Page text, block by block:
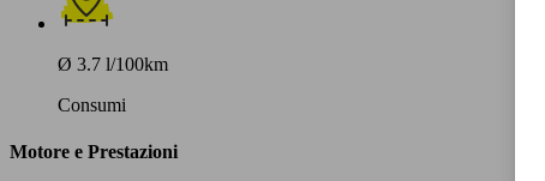
Ø 3.7 l/100km
Consumi
Motore e Prestazioni